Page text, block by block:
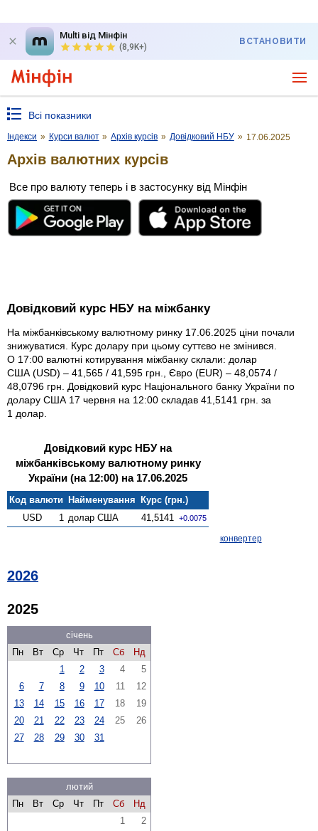
Multi від Мінфін
(8,9K+)
ВСТАНОВИТИ
Всі показники
Індекси » Курси валют » Архів курсів » Довідковий НБУ » 17.06.2025
Архів валютних курсів
Все про валюту теперь і в застосунку від Мінфін
Довідковий курс НБУ на міжбанку
На міжбанківському валютному ринку 17.06.2025 ціни почали
знижуватися. Курс долару при цьому суттєво не змінився.
О 17:00 валютні котирування міжбанку склали: долар
США (USD) – 41,565 / 41,595 грн., Євро (EUR) – 48,0574 /
48,0796 грн. Довідковий курс Національного банку України по
долару США 17 червня на 12:00 складав 41,5141 грн. за
1 долар.
Довідковий курс НБУ на
міжбанківському валютному ринку
України (на 12:00) на 17.06.2025
Код валюти Найменування
Курс (грн.)
USD
1 долар США 41,5141 +0.0075
конвертер
2026
2025
січень
Пн
Вт Ср Чт Пт Сб
Нд
1
2 3 4
5
6
7 8 9 10 11
12
13
14 15 16 17 18
19
20
21 22 23 24 25
26
27
28 29 30 31
лютий
Пн
Вт Ср Чт Пт Сб
Нд
1
2